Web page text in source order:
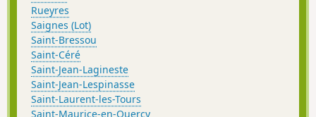
Rueyres
Saignes (Lot)
Saint-Bressou
Saint-Céré
Saint-Jean-Lagineste
Saint-Jean-Lespinasse
Saint-Laurent-les-Tours
Saint-Maurice-en-Quercy